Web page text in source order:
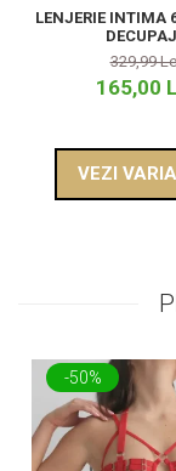
LENJERIE INTIMA
329,99
165,00
VEZI
-50%